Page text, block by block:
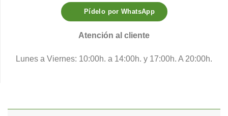
Pídelo por WhatsApp
Atención al cliente
Lunes a Viernes: 10:00h. a 14:00h. y 17:00h. A 20:00h.